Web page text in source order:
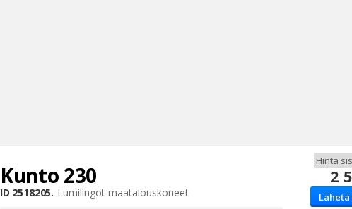
2
Kunto 230
ID 2518205. Lumilingot maatalouskoneet